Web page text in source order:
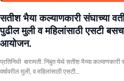
सतीश भैया कल्याणकारी संघाच्या
पुढील मुली व महिलांसाठी एसटी
आयोजन.
प्रतिनिधी बारामती. निंबुत येथे सतीश भैय्या कल्याणकारी
वर्षावरील मुली, व महिलांसाठी एसटी…